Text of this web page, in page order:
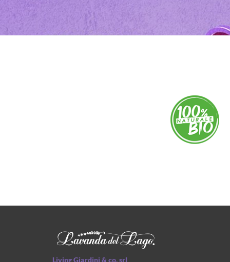
Living Giardini & co. srl